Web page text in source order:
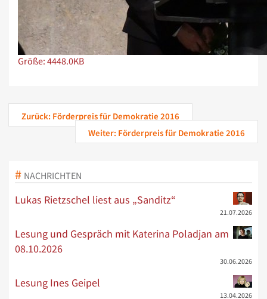
Zeige Bild in voller Größe…
Größe: 4448.0KB
Zurück: Förderpreis für Demokratie 2016
Weiter: Förderpreis für Demokratie 2016
NACHRICHTEN
Lukas Rietzschel liest aus „Sanditz“
21.07.2026
Lesung und Gespräch mit Katerina Poladjan am
08.10.2026
30.06.2026
Lesung Ines Geipel
13.04.2026